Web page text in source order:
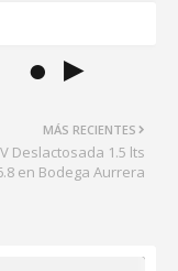
● ►
MÁS RECIENTES
Deslactosada 1.5 lts
en Bodega Aurrera